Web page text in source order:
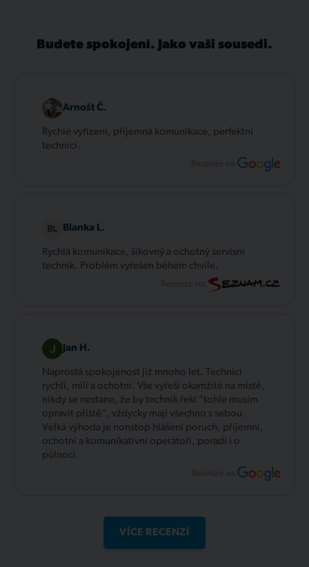
Budete spokojení. Jako vaši sousedi.
Arnošt Č.
Rychlé vyřízení, příjemná komunikace, perfektní
technici.
Recenze na:
Blanka L.
Rychlá komunikace, šikovný a ochotný servisní
technik. Problém vyřešen během chvíle.
Jan H.
Naprostá spokojenost již mnoho let. Technici
rychlí, milí a ochotní. Vše vyřeší okamžitě na místě,
nikdy se nestane, že by technik řekl "tohle musím
opravit příště", vždycky mají všechno s sebou.
Velká výhoda je nonstop hlášení poruch, příjemní,
ochotní a komunikativní operátoři, poradí i o
půlnoci.
Recenze na:
VÍCE RECENZÍ